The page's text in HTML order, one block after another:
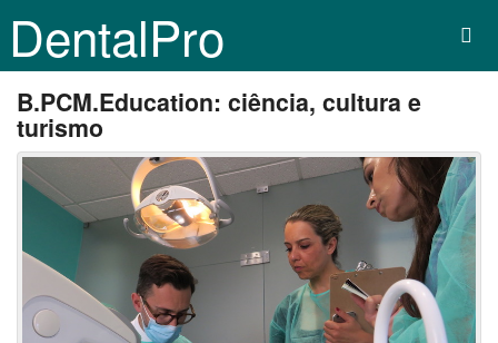
DentalPro
B.PCM.Education: ciência, cultura e
turismo